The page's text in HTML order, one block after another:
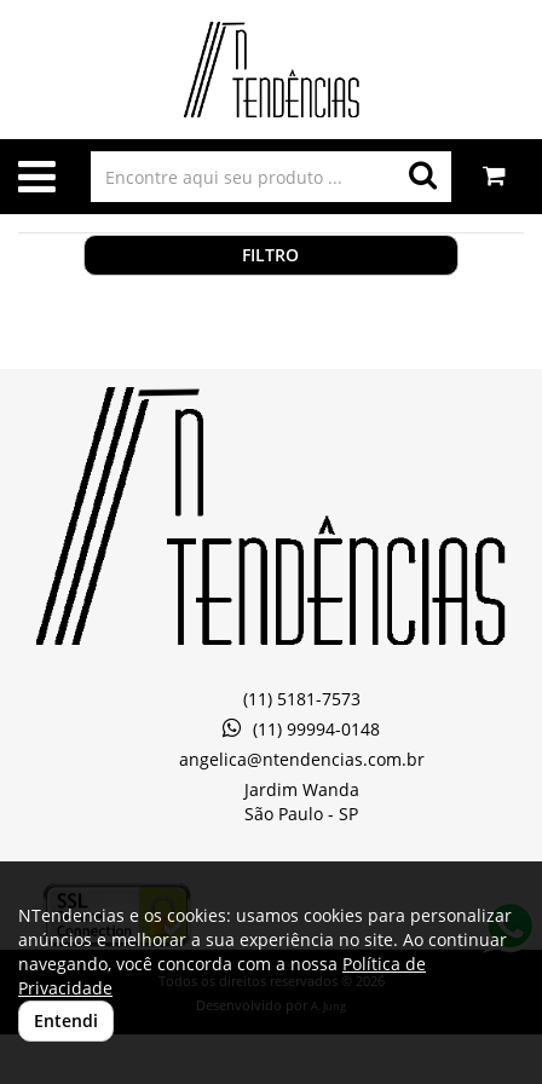
FILTRO
(11) 5181-7573
(11) 99994-0148
angelica@ntendencias.com.br
Jardim Wanda
São Paulo - SP
Todos os direitos reservados © 2026
Desenvolvido por A. Jung
NTendencias e os cookies: usamos cookies para personalizar
anúncios e melhorar a sua experiência no site. Ao continuar
navegando, você concorda com a nossa Política de
Privacidade
Entendi